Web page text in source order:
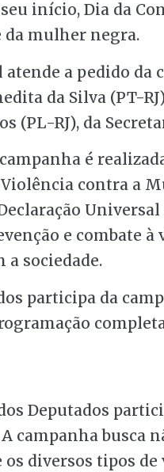
início, Dia da
mulher negra.
a pedido da
da Silva (PT-
(PL-RJ), da
é
contra a
e combate
a sociedade.
participa da
dos Deputados
campanha busca
os diversos tipos